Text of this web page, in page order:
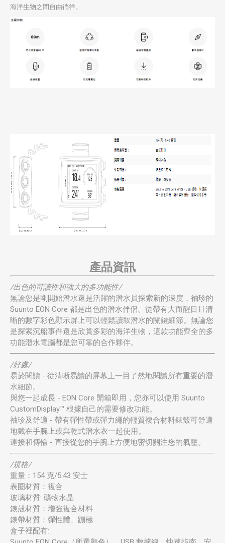
海洋生物之間自由徜徉。
產品資訊
/出色的可讀性和強大的多功能性/
無論您是剛開始潛水還是活躍的潛水員探索新的深度，袖珍的
Suunto EON Core 都是出色的潛水伴侶。從帶有大而醒目且清
晰的數字彩色顯示屏上可以輕鬆讀取潛水的關鍵細節。無論您
是探索沉船事件還是欣賞多彩的海洋生物，這款功能齊全的多
功能潛水電腦都是您可靠的合作夥伴。
/好處/
易於閱讀 - 從清晰易讀的屏幕上一目了然地閱讀所有重要的潛
水細節。
與您一起成長 - EON Core 開箱即用，您亦可以使用 Suunto
CustomDisplay™ 根據自己的需要修改功能。
袖珍及舒適 - 帶有彈性帶或彈力繩的輕質複合材料錶殼可舒適
地戴在手腕上或與乾式潛水衣一起使用。
連接和傳輸 - 直接從您的手腕上方便地密切關注您的氣壓。
/規格/
重量：154 克/5.43 安士
表圈材質：複合
玻璃材質: 礦物水晶
錶殼材質：增強複合材料
錶帶材質：彈性體、蹦極
盒子裡配有: